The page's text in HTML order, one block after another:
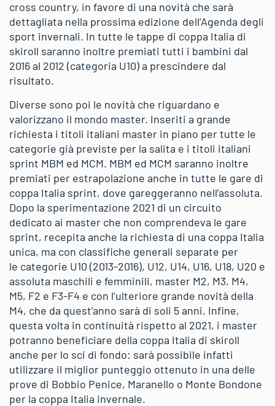
cross country, in favore di una novità che sarà
dettagliata nella prossima edizione dell’Agenda degli
sport invernali. In tutte le tappe di coppa Italia di
skiroll saranno inoltre premiati tutti i bambini dal
2016 al 2012 (categoria U10) a prescindere dal
risultato.
Diverse sono poi le novità che riguardano e
valorizzano il mondo master. Inseriti a grande
richiesta i titoli italiani master in piano per tutte le
categorie già previste per la salita e i titoli italiani
sprint MBM ed MCM. MBM ed MCM saranno inoltre
premiati per estrapolazione anche in tutte le gare di
coppa Italia sprint, dove gareggeranno nell’assoluta.
Dopo la sperimentazione 2021 di un circuito
dedicato ai master che non comprendeva le gare
sprint, recepita anche la richiesta di una coppa Italia
unica, ma con classifiche generali separate per
le categorie U10 (2013-2016), U12, U14, U16, U18, U20 e
assoluta maschili e femminili, master M2, M3, M4,
M5, F2 e F3-F4 e con l’ulteriore grande novità della
M4, che da quest’anno sarà di soli 5 anni. Infine,
questa volta in continuità rispetto al 2021, i master
potranno beneficiare della coppa Italia di skiroll
anche per lo sci di fondo: sarà possibile infatti
utilizzare il miglior punteggio ottenuto in una delle
prove di Bobbio Penice, Maranello o Monte Bondone
per la coppa Italia invernale.